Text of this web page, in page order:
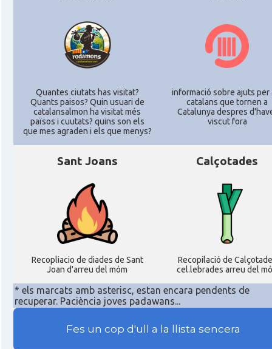
Consolat Consolat general a Miami
Consolat Consolat general a San Francisco
Consolat Consolat general a Washington
Ambaixada espanyola a Estats Units
* + ambaixades i consolats
Quantes ciutats has visitat?
Quants paisos? Quin usuari de
catalansalmon ha visitat més
països i cuutats? quins son els
que mes agraden i els que menys?
informació sobre ajuts per
catalans que tornen a
Catalunya despres
viscut fora
Sant Joans
Recopliacio de diades de Sant
Joan d'arreu del móm
Calçotades
Recopilació de
cel.lebrades arreu del
* els marcats amb asterisc, estan encara pendents de
recuperar. Paciència joves padawans...
Fes un cop d'ull a la llista sencera